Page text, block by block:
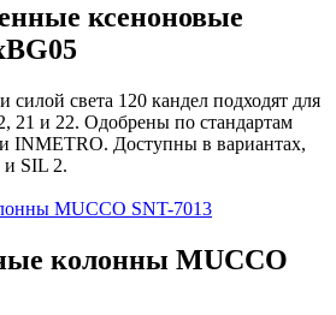
ксеноновые
света 120 кандел подходят для
21 и 22. Одобрены по стандартам
INMETRO. Доступны в вариантах,
и SIL 2.
колонны MUCCO